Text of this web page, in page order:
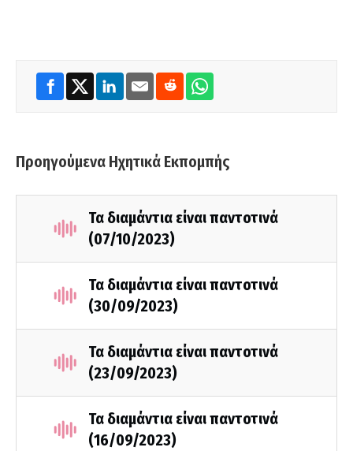
Προηγούμενα Ηχητικά Εκπομπής
Τα διαμάντια είναι παντοτινά
(07/10/2023)
Τα διαμάντια είναι παντοτινά
(30/09/2023)
Τα διαμάντια είναι παντοτινά
(23/09/2023)
Τα διαμάντια είναι παντοτινά
(16/09/2023)